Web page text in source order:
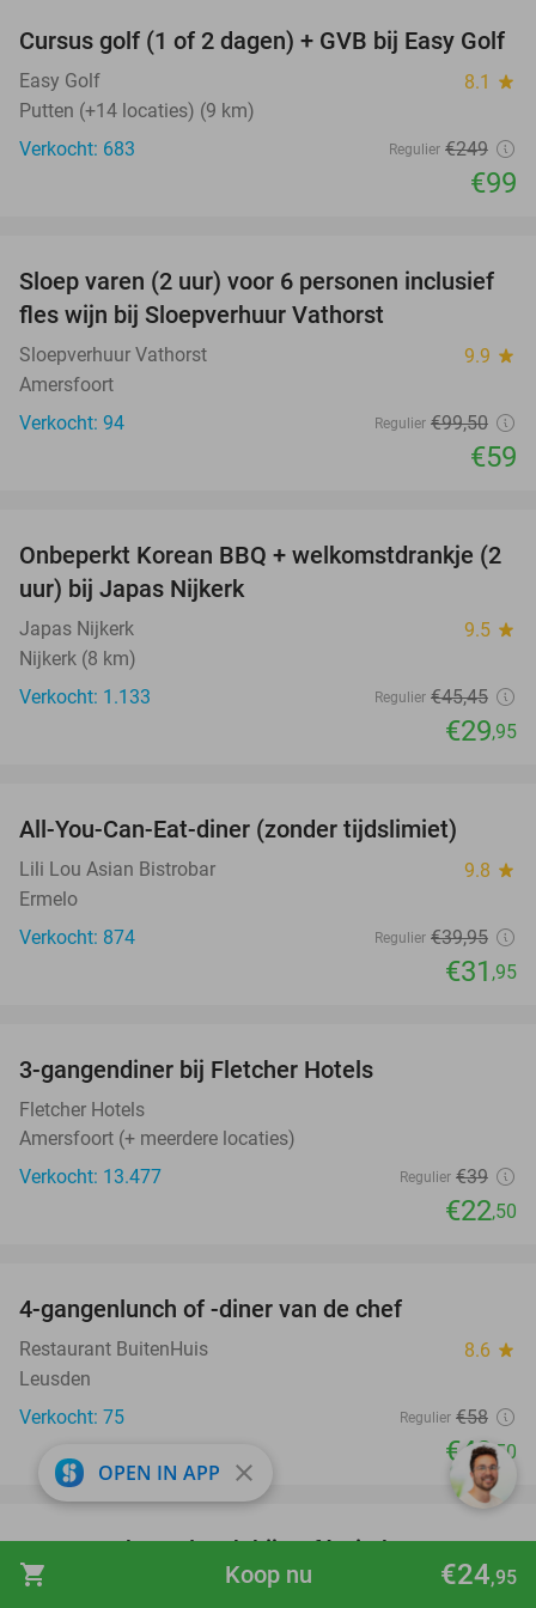
shopping_cart €24,95
Koop nu
60%
Cursus golf (1 of 2 dagen) + GVB bij Easy Golf
Easy Golf 8.1 star
Putten (+14 locaties) (9 km)
Verkocht: 683
Regulier €249
€99
41%
Sloep varen (2 uur) voor 6 personen inclusief
fles wijn bij Sloepverhuur Vathorst
Sloepverhuur Vathorst 9.9 star
Amersfoort
Verkocht: 94
Regulier €99,50
€59
34%
Onbeperkt Korean BBQ + welkomstdrankje (2
uur) bij Japas Nijkerk
Japas Nijkerk 9.5 star
Nijkerk (8 km)
Verkocht: 1.133
Regulier €45,45
€29,95
All-You-Can-Eat-diner (zonder tijdslimiet)
Lili Lou Asian Bistrobar 9.8 star
Ermelo
Verkocht: 874
Regulier €39,95
€31 ,95
3-gangendiner bij Fletcher Hotels
Fletcher Hotels
Amersfoort (+ meerdere locaties)
Verkocht: 13.477
Regulier €39
€22,50
4-gangenlunch of -diner van de chef
Restaurant BuitenHuis 8.6 star
Leusden
Verkocht: 75
Regulier €58
€43,50
36%
favorite_border
2-gangen keuzelunch bij Café Pitchers
Café Pitchers 9.8star
OPEN IN APP close